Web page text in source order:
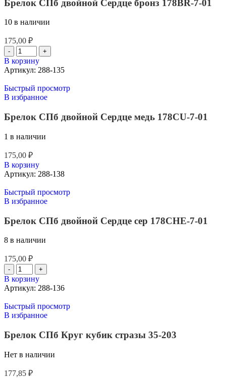
Брелок СПб двойной Сердце бронз 178BR-7-01
10 в наличии
175,00 ₽
В корзину
Артикул: 288-135
Быстрый просмотр
В избранное
Брелок СПб двойной Сердце медь 178CU-7-01
1 в наличии
175,00 ₽
В корзину
Артикул: 288-138
Быстрый просмотр
В избранное
Брелок СПб двойной Сердце сер 178CHE-7-01
8 в наличии
175,00 ₽
В корзину
Артикул: 288-136
Быстрый просмотр
В избранное
Брелок СПб Круг кубик стразы 35-203
Нет в наличии
177,85 ₽